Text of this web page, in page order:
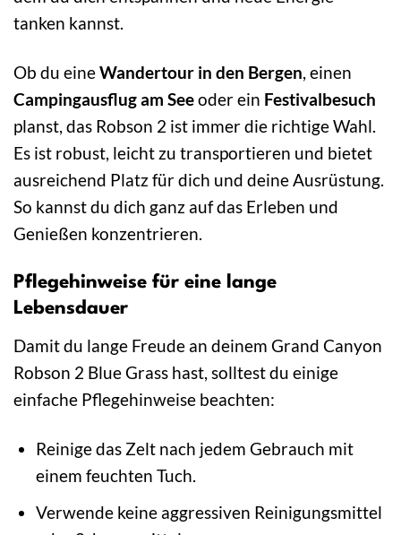
tanken kannst.
Ob du eineWandertour in den Bergen, einen
Campingausflug am Seeoder ein Festivalbesuch
planst, das Robson 2 ist immer die richtige Wahl.
Es ist robust, leicht zu transportieren und bietet
ausreichend Platz für dich und deine Ausrüstung.
So kannst du dich ganz auf das Erleben und
Genießen konzentrieren.
Pflegehinweise für eine lange
Lebensdauer
Damit du lange Freude an deinem Grand Canyon
Robson 2 Blue Grass hast, solltest du einige
einfache Pflegehinweise beachten:
Reinige das Zelt nach jedem Gebrauch mit
einem feuchten Tuch.
Verwende keine aggressiven Reinigungsmittel